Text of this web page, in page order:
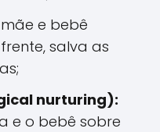
mãe e bebê
salva as
nurturing):
e o bebê sobre